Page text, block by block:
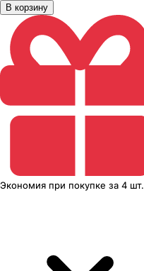
В корзину
Экономия при покупке за 4 шт.